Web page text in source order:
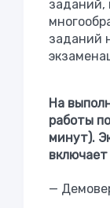
заданий,
заданий
На
работы
минут).
—